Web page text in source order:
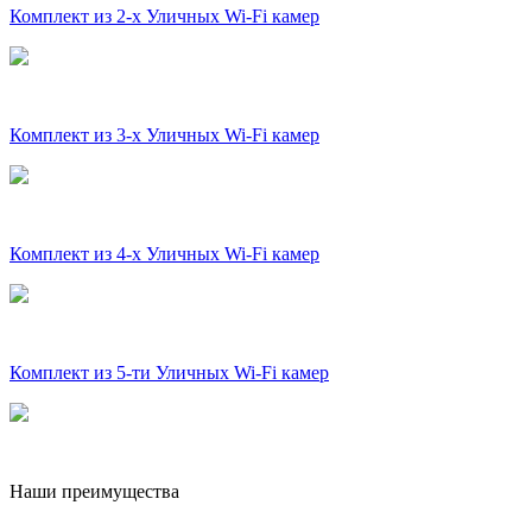
Комплект из 2-х Уличных Wi-Fi камер
Комплект из 3-х Уличных Wi-Fi камер
Комплект из 4-х Уличных Wi-Fi камер
Комплект из 5-ти Уличных Wi-Fi камер
Наши преимущества